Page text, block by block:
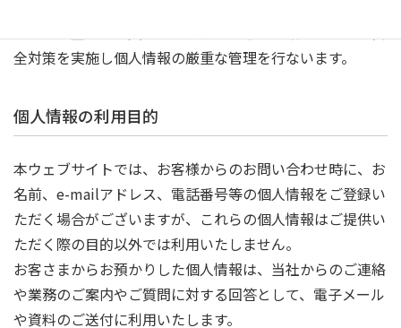
全対策を実施し個人情報の厳重な管理を行ないます。
個人情報の利用目的
本ウェブサイトでは、お客様からのお問い合わせ時に、お
名前、e-mailアドレス、電話番号等の個人情報をご登録い
ただく場合がございますが、これらの個人情報はご提供い
ただく際の目的以外では利用いたしません。
お客さまからお預かりした個人情報は、当社からのご連絡
や業務のご案内やご質問に対する回答として、電子メール
や資料のご送付に利用いたします。